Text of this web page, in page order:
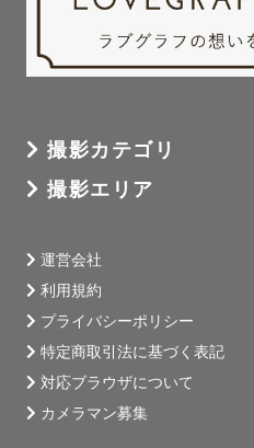
撮影後、楽しい時間の余韻に
撮られ慣れてない、写真が苦
ださい！
昔からの友達だったかな？と
写真を引き出します☺️
撮影カテゴリ
撮影エリア
運営会社
利用規約
プライバシーポリシー
特定商取引法に基づく表記
対応ブラウザについて
カメラマン募集